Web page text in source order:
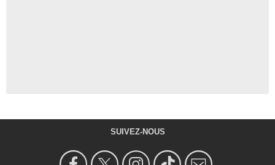
SUIVEZ-NOUS